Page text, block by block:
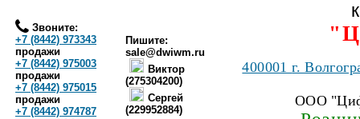
Звоните:
+7 (8442) 973343
продажи
+7 (8442) 975003
продажи
+7 (8442) 975015
продажи
+7 (8442) 974787
Пишите:
sale@dwiwm.ru
Виктор
(275304200)
Сергей
(229952884)
400001г.
ООО